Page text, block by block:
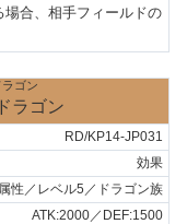
場合、相手フィールドの
ゴン
ラゴン
RD/KP14-JP031
効果
性／レベル5／ドラゴン族
ATK:2000／DEF:1500